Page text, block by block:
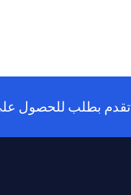
تقدم بطلب للحصول على